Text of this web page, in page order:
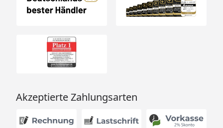
Akzeptierte Zahlungsarten